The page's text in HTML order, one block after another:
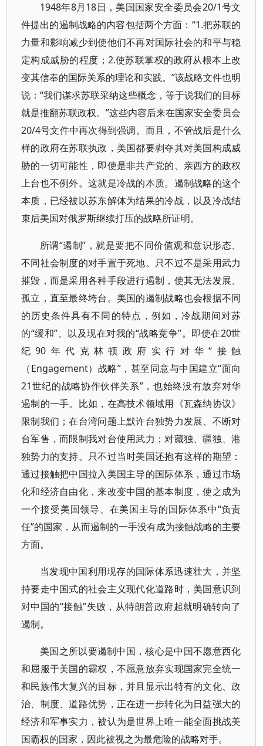
1948年8月18日，美国国家安全委员会20/1号文
件提出的遏制战略的内容包括两个方面：“1.把苏联的
力量和影响减少到使他们不再对国际社会的和平与稳
定构成威胁的程度；2.使苏联掌权的政府从根本上改
变其信奉的国际关系的理论和实践。”该战略文件也明
说：“我们谋求苏联采纳这些概念，等于说我们的目标
就是推翻苏联政权。”这些内容后来在国家安全委员会
20/4号文件中再次得到强调。而且，不管战后是什么
样的政府在苏联执政，美国都要剥夺其对美国构成威
胁的一切可能性，即使是非共产党的、亲西方的政权
上台也不例外。这就是冷战的本质。遏制战略的这个
本质，已经被以苏东解体为结果的冷战，以及冷战结
束后美国对俄罗斯继续打压的战略所证明。
所谓“遏制”，就是要把不同价值观和意识形态、
不同社会制度的对手置于死地。只不过不是采用武力
摧毁，而是采用各种手段进行遏制，使其无法发展、
孤立，直至最终垮台。美国的遏制战略也会根据不同
的历史条件具有不同的特点，例如，冷战期间对苏
的“缓和”、以及现在对我的“战略竞争”。即使在20世
纪90年代克林顿政府实行对华“接触
（Engagement）战略”，甚至同意与中国建立“面向
21世纪的战略协作伙伴关系”，也始终没有放弃对华
遏制的一手。比如，在高技术领域用《瓦森纳协议》
限制我们；在台湾问题上默许台独势力发展、不断对
台军售，而限制我对台使用武力；对藏独、疆独、港
独势力的支持。只不过当时美国还抱有这样的期望：
通过接触把中国拉入美国主导的国际体系，通过市场
化和经济自由化，来改变中国的基本制度，使之成为
一个接受美国领导、在美国主导的国际体系中“负责
任”的国家，从而遏制的一手没有成为接触战略的主要
方面。
当发现中国利用现存的国际体系迅速壮大，并坚
持要走中国式的社会主义现代化道路时，美国意识到
对中国的“接触”失败，从特朗普政府起就明确转向了
遏制。
美国之所以要遏制中国，核心是中国不愿意西化
和屈服于美国的霸权，不愿意放弃实现国家完全统一
和民族伟大复兴的目标，并且显示出特有的文化、政
治、制度、道路优势，正在进一步转化为日益强大的
经济和军事实力，被认为是世界上唯一能全面挑战美
国霸权的国家，因此被视之为最危险的战略对手。